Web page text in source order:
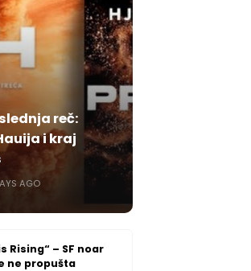
reč:
i kraj
AGO
Rising“ – SF noar
ne propušta